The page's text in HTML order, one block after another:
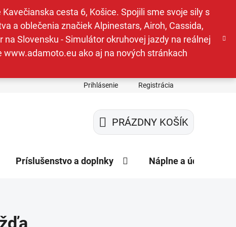
cesta 6, Košice. Spojili sme svoje sily s
a oblečenia značiek Alpinestars, Airoh, Cassida,
Slovensku - Simulátor okruhovej jazdy na reálnej
ako aj na nových stránkach
Prihlásenie Registrácia
NÁKUPNÝ
KOŠÍK
PRÁZDNY KOŠÍK
Príslušenstvo a doplnky Náplne a údržba